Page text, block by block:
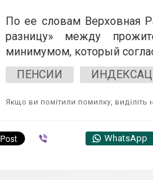
По ее словам Верховная
разницу» между
минимумом, который
ПЕНСИИ
Якщо ви помітили помилку, виділіть
WhatsApp